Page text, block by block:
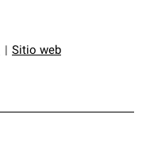
Sitio web